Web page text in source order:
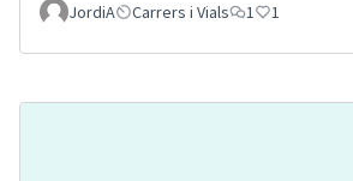
JordiA Carrers i Vials 1 1